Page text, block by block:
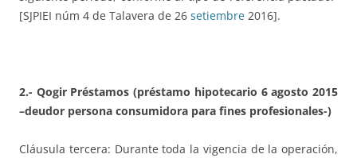
[SJPIEI núm 4 de Talavera de 26 setiembre 2016].
2.- Qogir Préstamos (préstamo hipotecario 6 agosto 2015
–deudor persona consumidora para fines profesionales-)
Cláusula tercera: Durante toda la vigencia de la operación,